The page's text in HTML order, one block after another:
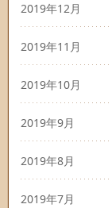
2019年12月
2019年11月
2019年10月
2019年9月
2019年8月
2019年7月